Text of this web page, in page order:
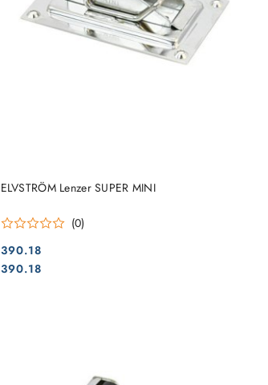
ELVSTRÖM Lenzer SUPER MINI
(0)
Cena:
390.18
Cena:
390.18
DO KOSZYKA